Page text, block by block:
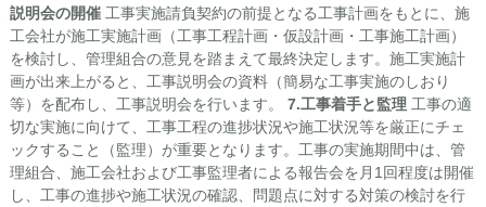
説明会の開催工事実施請負契約の前提となる工事計画をもとに、施
工会社が施工実施計画（工事工程計画・仮設計画・工事施工計画）
を検討し、管理組合の意見を踏まえて最終決定します。施工実施計
画が出来上がると、工事説明会の資料（簡易な工事実施のしおり
等）を配布し、工事説明会を行います。 7.工事着手と監理工事の適
切な実施に向けて、工事工程の進捗状況や施工状況等を厳正にチェ
ックすること（監理）が重要となります。工事の実施期間中は、管
理組合、施工会社および工事監理者による報告会を月1回程度は開催
し、工事の進捗や施工状況の確認、問題点に対する対策の検討を行